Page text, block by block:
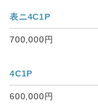
表ニ4C1P
700,000円
4C1P
600,000円